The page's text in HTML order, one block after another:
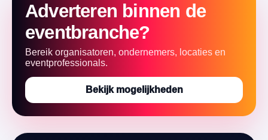
Adverteren binnen de
eventbranche?
Bereik organisatoren, ondernemers, locaties en
eventprofessionals.
Bekijk mogelijkheden